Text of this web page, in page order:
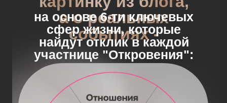
а о реальных
событиях -
на основе 6-ти ключевых
сфер жизни, которые
найдут отклик в каждой
участнице "Откровения":